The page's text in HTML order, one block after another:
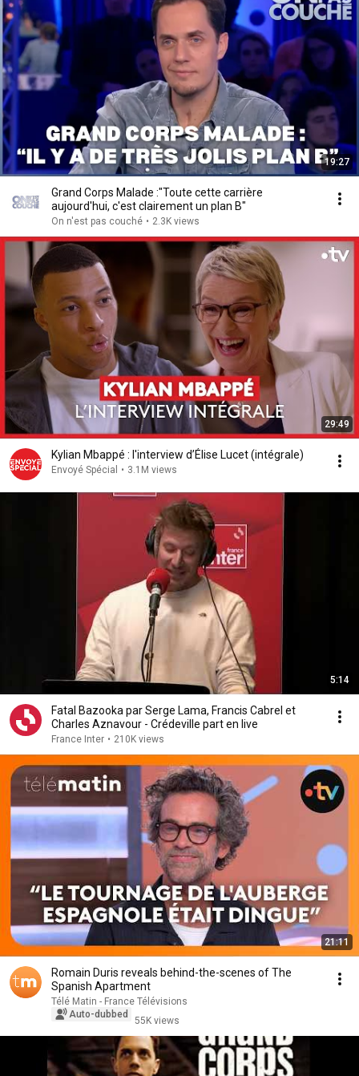
19:27
Grand Corps Malade :"Toute cette carrière
aujourd'hui, c'est clairement un plan B"
On n'est pas couché • 2.3K views
29:49
Kylian Mbappé : l'interview d’Élise Lucet (intégrale)
Envoyé Spécial • 3.1M views
5:14
Fatal Bazooka par Serge Lama, Francis Cabrel et
Charles Aznavour - Crédeville part en live
France Inter • 210K views
21:11
Romain Duris reveals behind-the-scenes of The
Spanish Apartment
Télé Matin - France Télévisions
Auto-dubbed
55K views